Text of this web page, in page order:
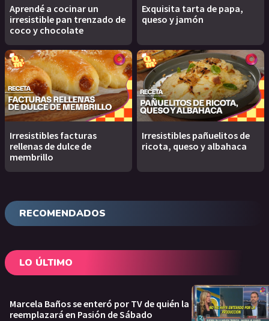
Aprendé a cocinar un
irresistible pan trenzado de
coco y chocolate
Exquisita tarta de papa,
queso y jamón
Irresistibles facturas
rellenas de dulce de
membrillo
Irresistibles pañuelitos de
ricota, queso y albahaca
RECOMENDADOS
LO ÚLTIMO
Marcela Baños se enteró por TV de quién la
reemplazará en Pasión de Sábado